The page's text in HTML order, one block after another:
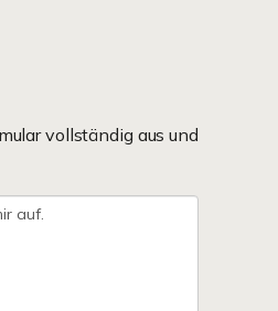
vollständig aus und